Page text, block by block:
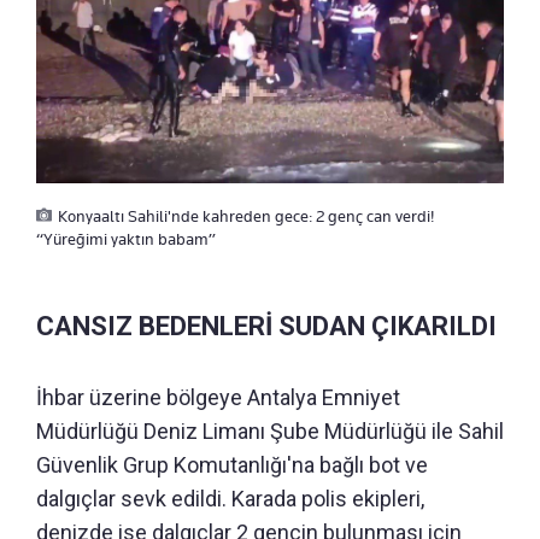
Konyaaltı Sahili'nde kahreden gece: 2 genç can verdi!
“Yüreğimi yaktın babam”
CANSIZ BEDENLERİ SUDAN ÇIKARILDI
İhbar üzerine bölgeye Antalya Emniyet
Müdürlüğü Deniz Limanı Şube Müdürlüğü ile Sahil
Güvenlik Grup Komutanlığı'na bağlı bot ve
dalgıçlar sevk edildi. Karada polis ekipleri,
denizde ise dalgıçlar 2 gencin bulunması için